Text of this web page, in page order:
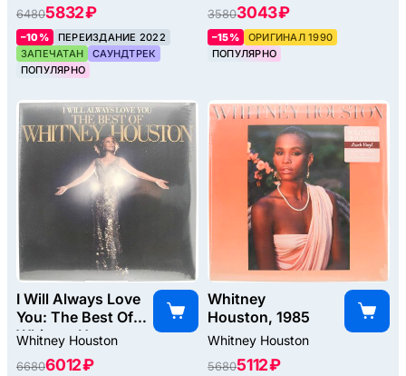
64805832 ₽
–10%
ПЕРЕИЗДАНИЕ 2022
ЗАПЕЧАТАН
САУНДТРЕК
ПОПУЛЯРНО
35803043 ₽
–15%
ОРИГИНАЛ 1990
ПОПУЛЯРНО
I Will Always Love
You: The Best Of
Whitney Houston
(2LP), 2012
Whitney Houston
66806012 ₽
Whitney
Houston, 1985
Whitney Houston
56805112 ₽